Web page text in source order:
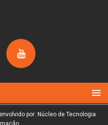
por: Núcleo de Tecnologia